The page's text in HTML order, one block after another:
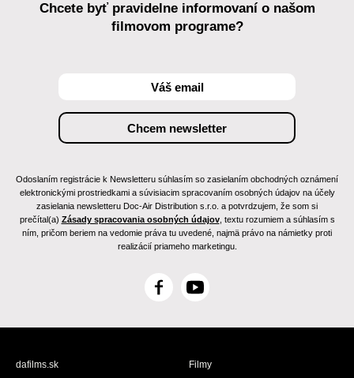
Chcete byť pravidelne informovaní o našom
filmovom programe?
Odoslaním registrácie k Newsletteru súhlasím so zasielaním obchodných oznámení
elektronickými prostriedkami a súvisiacim spracovaním osobných údajov na účely
zasielania newsletteru Doc-Air Distribution s.r.o. a potvrdzujem, že som si
prečítal(a) Zásady spracovania osobných údajov, textu rozumiem a súhlasím s
ním, pričom beriem na vedomie práva tu uvedené, najmä právo na námietky proti
realizácií priameho marketingu.
F
c
Y
u
dafilms.sk
Filmy